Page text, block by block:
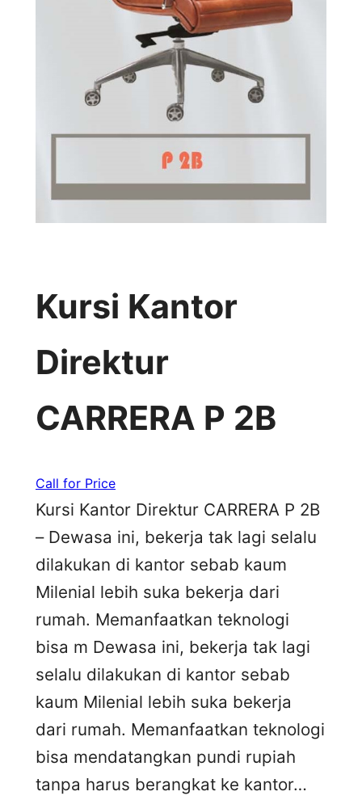
Kursi Kantor
Direktur
CARRERA P 2B
Call for Price
Kursi Kantor Direktur CARRERA P 2B
– Dewasa ini, bekerja tak lagi selalu
dilakukan di kantor sebab kaum
Milenial lebih suka bekerja dari
rumah. Memanfaatkan teknologi
bisa m Dewasa ini, bekerja tak lagi
selalu dilakukan di kantor sebab
kaum Milenial lebih suka bekerja
dari rumah. Memanfaatkan teknologi
bisa mendatangkan pundi rupiah
tanpa harus berangkat ke kantor…